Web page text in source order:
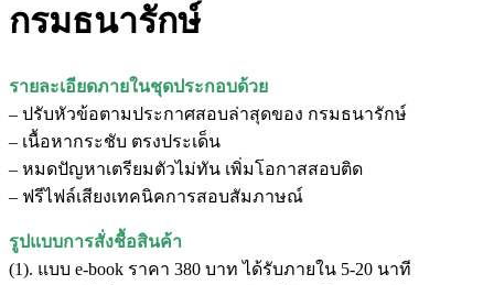
กรมธนารักษ์
รายละเอียดภายในชุดประกอบด้วย
– ปรับหัวข้อตามประกาศสอบล่าสุดของ กรมธนารักษ์
– เนื้อหากระชับ ตรงประเด็น
– หมดปัญหาเตรียมตัวไม่ทัน เพิ่มโอกาสสอบติด
– ฟรีไฟล์เสียงเทคนิคการสอบสัมภาษณ์
รูปแบบการสั่งชื้อสินค้า
(1). แบบ e-book ราคา 380 บาท ได้รับภายใน 5-20 นาที